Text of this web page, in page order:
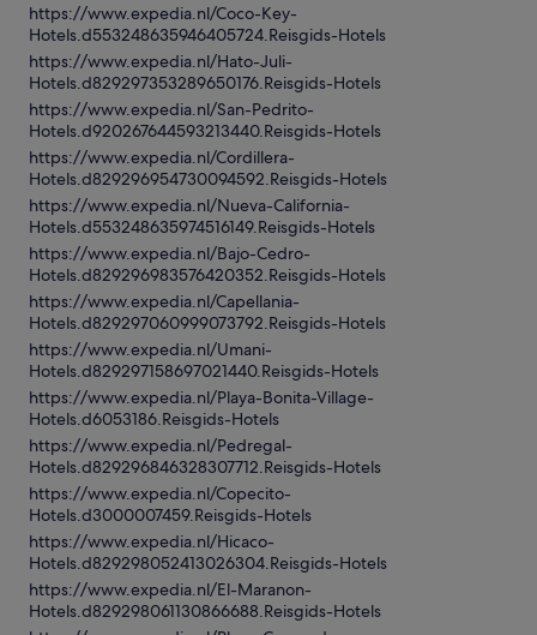
https://www.expedia.nl/Coco-Key-
Hotels.d553248635946405724.Reisgids-Hotels
https://www.expedia.nl/Hato-Juli-
Hotels.d829297353289650176.Reisgids-Hotels
https://www.expedia.nl/San-Pedrito-
Hotels.d920267644593213440.Reisgids-Hotels
https://www.expedia.nl/Cordillera-
Hotels.d829296954730094592.Reisgids-Hotels
https://www.expedia.nl/Nueva-California-
Hotels.d553248635974516149.Reisgids-Hotels
https://www.expedia.nl/Bajo-Cedro-
Hotels.d829296983576420352.Reisgids-Hotels
https://www.expedia.nl/Capellania-
Hotels.d829297060999073792.Reisgids-Hotels
https://www.expedia.nl/Umani-
Hotels.d829297158697021440.Reisgids-Hotels
https://www.expedia.nl/Playa-Bonita-Village-
Hotels.d6053186.Reisgids-Hotels
https://www.expedia.nl/Pedregal-
Hotels.d829296846328307712.Reisgids-Hotels
https://www.expedia.nl/Copecito-
Hotels.d3000007459.Reisgids-Hotels
https://www.expedia.nl/Hicaco-
Hotels.d829298052413026304.Reisgids-Hotels
https://www.expedia.nl/El-Maranon-
Hotels.d829298061130866688.Reisgids-Hotels